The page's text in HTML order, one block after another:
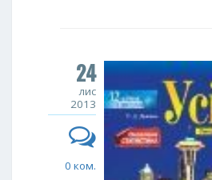
24
лис
2013
0 ком.